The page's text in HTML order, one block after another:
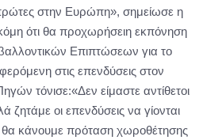
στην Ευρώπη», σημείωσε η
ότι θα προχωρήσειη εκπόνηση
Επιπτώσεων για το
στις επενδύσεις στον
τόνισε:«Δεν είμαστε αντίθετοι
ζητάμε οι επενδύσεις να γίονται
θα κάνουμε πρόταση χωροθέτησης